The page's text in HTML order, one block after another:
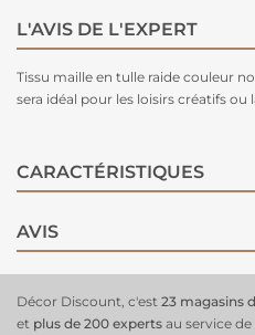
L'AVIS DE L'EXPERT
Tissu maille en tulle raide couleur
sera idéal pour les loisirs créatifs
CARACTÉRISTIQUES
AVIS
Décor Discount, c'est 23 magasins
et plus de 200 experts au service de